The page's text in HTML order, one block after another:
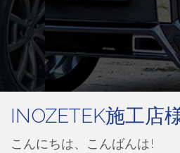
INOZETEK施工店
こんにちは、こんばんは!